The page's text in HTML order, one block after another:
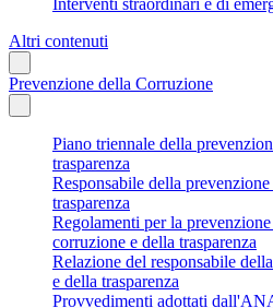
Altri contenuti
Prevenzione della Corruzione
Piano triennale della
trasparenza
Responsabile della
trasparenza
Regolamenti per la
corruzione e della trasparenza
Relazione del responsabile
e della trasparenza
Provvedimenti adottati